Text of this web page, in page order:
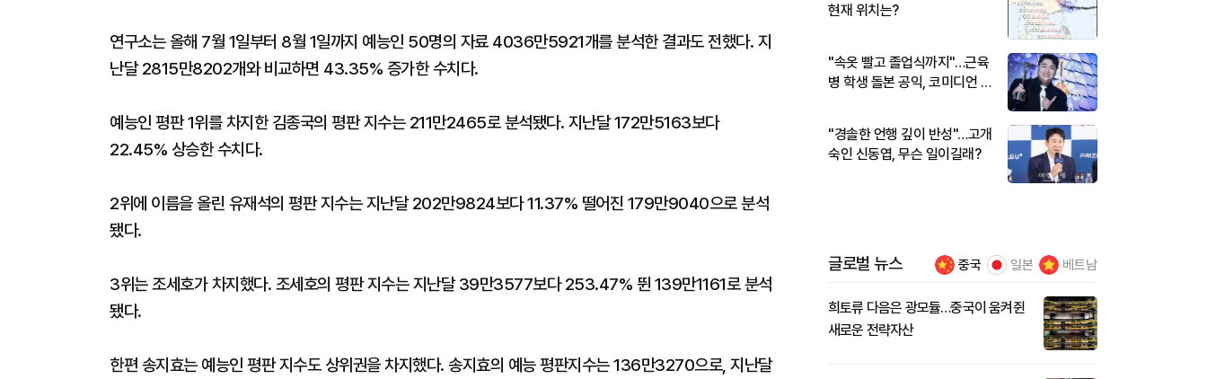
연구소는 올해 7월 1일부터 8월 1일까지 예능인 50명의 자료 4036만5921개를 분석한 결과도 전했다. 지
난달 2815만8202개와 비교하면 43.35% 증가한 수치다.
예능인 평판 1위를 차지한 김종국의 평판 지수는 211만2465로 분석됐다. 지난달 172만5163보다
22.45% 상승한 수치다.
2위에 이름을 올린 유재석의 평판 지수는 지난달 202만9824보다 11.37% 떨어진 179만9040으로 분석
됐다.
3위는 조세호가 차지했다. 조세호의 평판 지수는 지난달 39만3577보다 253.47% 뛴 139만1161로 분석
됐다.
한편 송지효는 예능인 평판 지수도 상위권을 차지했다. 송지효의 예능 평판지수는 136만3270으로, 지난달
현재 위치는?
"속옷 빨고 졸업식까지"…근육
병 학생 돌본 공익, 코미디언 김
"경솔한 언행 깊이 반성"…고개
숙인 신동엽, 무슨 일이길래?
글로벌 뉴스 중국 일본 베트남
희토류 다음은 광모듈…중국이 움켜쥔
새로운 전략자산